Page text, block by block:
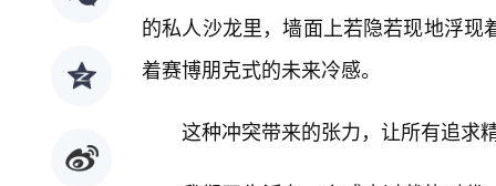
的私人沙龙里，墙面上若隐若现地浮
着赛博朋克式的未来冷感。
这种冲突带来的张力，让所有追求